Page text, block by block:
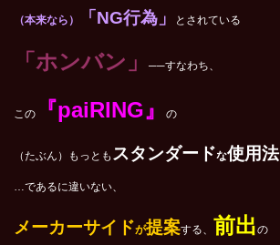
（本来なら） 「NG行為」 とされている
「ホンバン」 ──すなわち、
この 『paiRING』 の
（たぶん）もっとも スタンダードな使用法
…であるに違いない、
メーカーサイドが提案する、 前出の